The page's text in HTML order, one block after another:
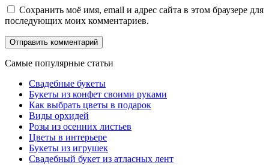
Сохранить моё имя, email и адрес сайта в этом браузере для
последующих моих комментариев.
Самые популярные статьи
Свадебные букеты
Букеты из конфет своими руками
Как выбрать цветы в подарок
Виды орхидей
Розы из осенних листьев
Цветы в интерьере
Букеты из игрушек
Свадебный букет из атласных лент